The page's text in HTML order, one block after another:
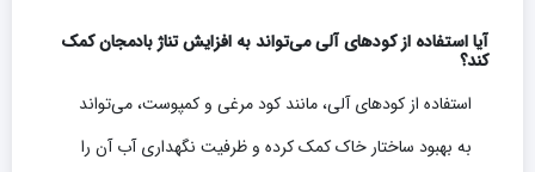
آیا استفاده از کودهای آلی می‌تواند به افزایش تناژ بادمجان کمک
کند؟
استفاده از کودهای آلی، مانند کود مرغی و کمپوست، می‌تواند
به بهبود ساختار خاک کمک کرده و ظرفیت نگهداری آب آن را